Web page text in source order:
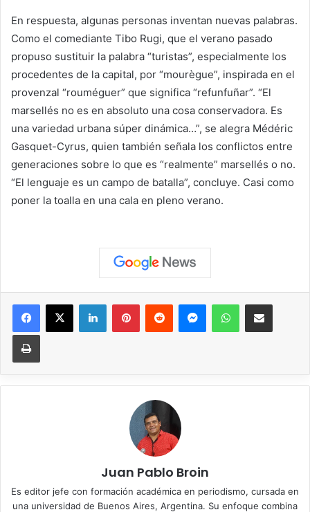
En respuesta, algunas personas inventan nuevas palabras.
Como el comediante Tibo Rugi, que el verano pasado
propuso sustituir la palabra “turistas”, especialmente los
procedentes de la capital, por “mourègue”, inspirada en el
provenzal “rouméguer” que significa “refunfuñar”. “El
marsellés no es en absoluto una cosa conservadora. Es
una variedad urbana súper dinámica…”, se alegra Médéric
Gasquet-Cyrus, quien también señala los conflictos entre
generaciones sobre lo que es “realmente” marsellés o no.
“El lenguaje es un campo de batalla”, concluye. Casi como
poner la toalla en una cala en pleno verano.
Facebook
X LinkedInPinterestReddit MessengerWhatsAppCompartir vía correo
Imprimir
Juan Pablo Broin
Es editor jefe con formación académica en periodismo, cursada en
una universidad de Buenos Aires, Argentina. Su enfoque combina